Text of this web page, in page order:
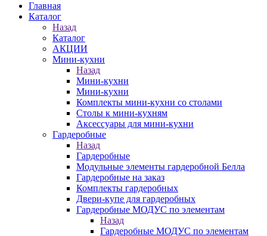
Главная
Каталог
Назад
Каталог
АКЦИИ
Мини-кухни
Назад
Мини-кухни
Мини-кухни
Комплекты мини-кухни со столами
Столы к мини-кухням
Аксессуары для мини-кухни
Гардеробные
Назад
Гардеробные
Модульные элементы гардеробной Белла
Гардеробные на заказ
Комплекты гардеробных
Двери-купе для гардеробных
Гардеробные МОДУС по элементам
Назад
Гардеробные МОДУС по элементам